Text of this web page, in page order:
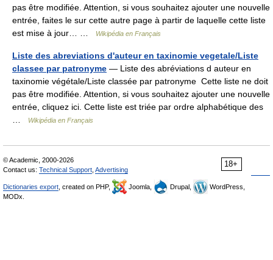
pas être modifiée. Attention, si vous souhaitez ajouter une nouvelle
entrée, faites le sur cette autre page à partir de laquelle cette liste
est mise à jour… …
Wikipédia en Français
Liste des abreviations d'auteur en taxinomie vegetale/Liste
classee par patronyme — Liste des abréviations d auteur en
taxinomie végétale/Liste classée par patronyme Cette liste ne doit
pas être modifiée. Attention, si vous souhaitez ajouter une nouvelle
entrée, cliquez ici. Cette liste est triée par ordre alphabétique des
Wikipédia en Français
18+
© Academic, 2000-2026
Contact us: Technical Support Advertising
Dictionaries export , created on PHP, Joomla, Drupal,
WordPress,
MODx.